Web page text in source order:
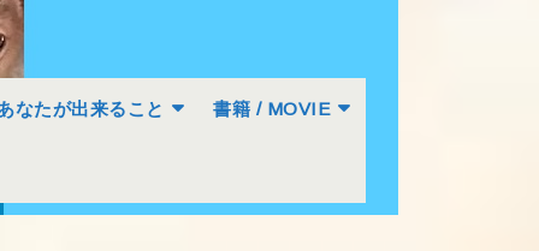
なたが出来ること 書籍 / MOVIE